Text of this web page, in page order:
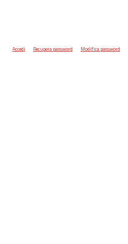
Accedi Recupera password Modifica password